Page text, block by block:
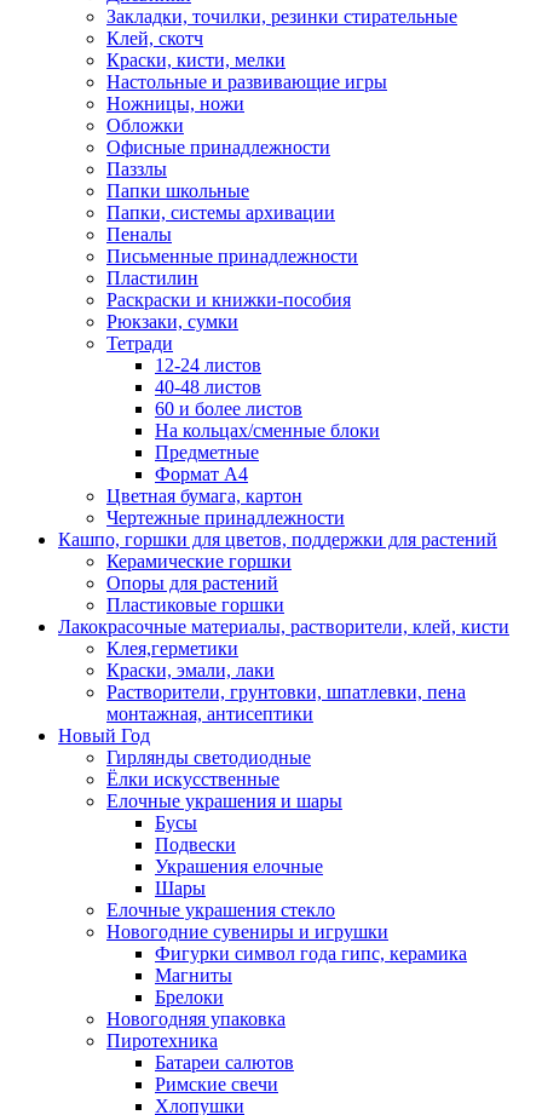
Закладки, точилки, резинки стирательные
Клей, скотч
Краски, кисти, мелки
Настольные и развивающие игры
Ножницы, ножи
Обложки
Офисные принадлежности
Паззлы
Папки школьные
Папки, системы архивации
Пеналы
Письменные принадлежности
Пластилин
Раскраски и книжки-пособия
Рюкзаки, сумки
Тетради
12-24 листов
40-48 листов
60 и более листов
На кольцах/сменные блоки
Предметные
Формат А4
Цветная бумага, картон
Чертежные принадлежности
Кашпо, горшки для цветов, поддержки для растений
Керамические горшки
Опоры для растений
Пластиковые горшки
Лакокрасочные материалы, растворители, клей, кисти
Клея,герметики
Краски, эмали, лаки
Растворители, грунтовки, шпатлевки, пена
монтажная, антисептики
Новый Год
Гирлянды светодиодные
Ёлки искусственные
Елочные украшения и шары
Бусы
Подвески
Украшения елочные
Шары
Елочные украшения стекло
Новогодние сувениры и игрушки
Фигурки символ года гипс, керамика
Магниты
Брелоки
Новогодняя упаковка
Пиротехника
Батареи салютов
Римские свечи
Хлопушки